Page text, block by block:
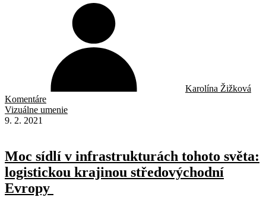
Karolína Žižková
Komentáre
Vizuálne umenie
9. 2. 2021
Moc sídlí v infrastrukturách tohoto světa:
logistickou krajinou středovýchodní
Evropy